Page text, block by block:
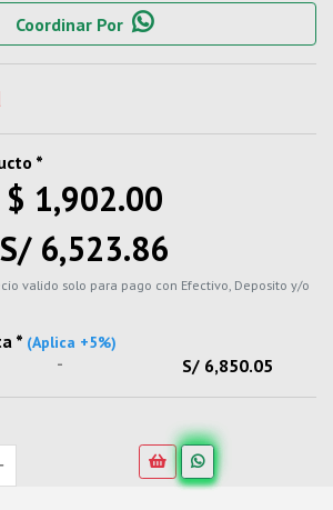
Coordinar Por
*
$ 1,902.00
S/ 6,523.86
valido solo para pago con Efectivo, Deposito y/o
* (Aplica +5%)
- S/ 6,850.05